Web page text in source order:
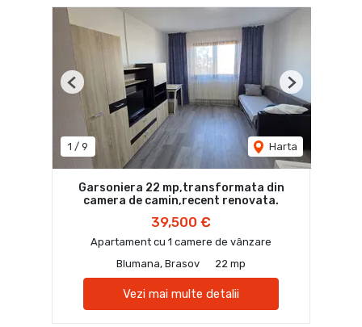
1 / 9 Harta
Previous Next
Garsoniera 22 mp,transformata din
camera de camin,recent renovata.
39,500 €
Apartament cu 1 camere de vânzare
Blumana, Brasov
22 mp
Vezi mai multe detalii